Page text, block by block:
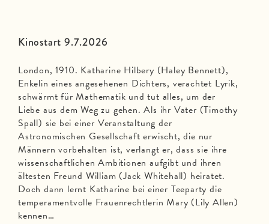
Kinostart 9.7.2026
London, 1910. Katharine Hilbery (Haley Bennett),
Enkelin eines angesehenen Dichters, verachtet Lyrik,
schwärmt für Mathematik und tut alles, um der
Liebe aus dem Weg zu gehen. Als ihr Vater (Timothy
Spall) sie bei einer Veranstaltung der
Astronomischen Gesellschaft erwischt, die nur
Männern vorbehalten ist, verlangt er, dass sie ihre
wissenschaftlichen Ambitionen aufgibt und ihren
ältesten Freund William (Jack Whitehall) heiratet.
Doch dann lernt Katharine bei einer Teeparty die
temperamentvolle Frauenrechtlerin Mary (Lily Allen)
kennen…